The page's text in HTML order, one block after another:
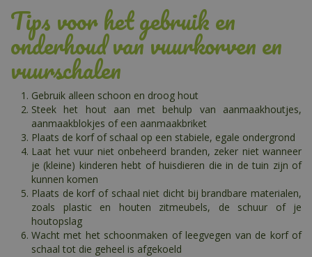
Tips voor het gebruik en
onderhoud van vuurkorven en
vuurschalen
Gebruik alleen schoon en droog hout
Steek het hout aan met behulp van aanmaakhoutjes,
aanmaakblokjes of een aanmaakbriket
Plaats de korf of schaal op een stabiele, egale ondergrond
Laat het vuur niet onbeheerd branden, zeker niet wanneer
je (kleine) kinderen hebt of huisdieren die in de tuin zijn of
kunnen komen
Plaats de korf of schaal niet dicht bij brandbare materialen,
zoals plastic en houten zitmeubels, de schuur of je
houtopslag
Wacht met het schoonmaken of leegvegen van de korf of
schaal tot die geheel is afgekoeld